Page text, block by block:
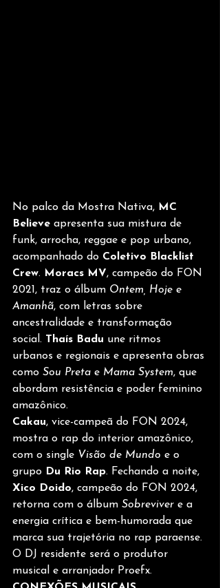
No palco da Mostra Nativa, MC
Believe apresenta sua mistura de
funk, arrocha, reggae e pop urbano,
acompanhado do Coletivo Blacklist
Crew. Moracs MV, campeão do FON
2021, traz o álbum Ontem, Hoje e
Amanhã, com letras sobre
ancestralidade e transformação
social. Thaís Badu une ritmos
urbanos e regionais e apresenta obras
como Sou Preta e Mama System, que
abordam resistência e poder feminino
amazônico.
Cakau, vice-campeã do FON 2024,
mostra o rap do interior amazônico,
com o single Visão de Mundo e o
grupo Du Rio Rap. Fechando a noite,
Xico Doido, campeão do FON 2024,
retorna com o álbum Sobreviver e a
energia crítica e bem-humorada que
marca sua trajetória no rap paraense.
O DJ residente será o produtor
musical e arranjador Proefx.